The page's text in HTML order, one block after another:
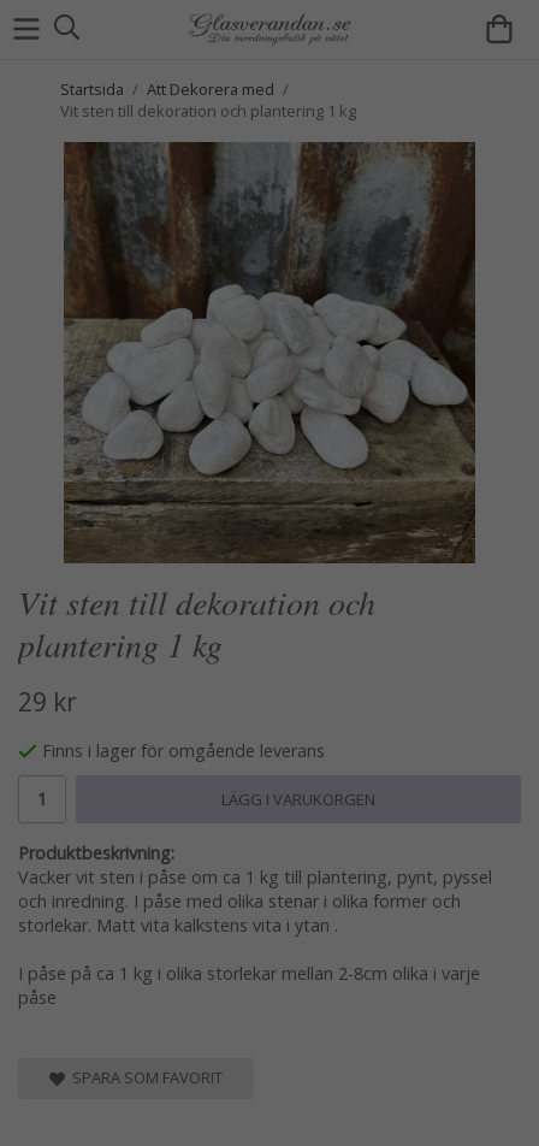
Startsida / Att Dekorera med /
Vit sten till dekoration och plantering 1 kg
Vit sten till dekoration och
plantering 1 kg
29 kr
Finns i lager för omgående leverans
LÄGG I VARUKORGEN
Produktbeskrivning:
Vacker vit sten i påse om ca 1 kg till plantering, pynt, pyssel
och inredning. I påse med olika stenar i olika former och
storlekar. Matt vita kalkstens vita i ytan .
I påse på ca 1 kg i olika storlekar mellan 2-8cm olika i varje
påse
SPARA SOM FAVORIT